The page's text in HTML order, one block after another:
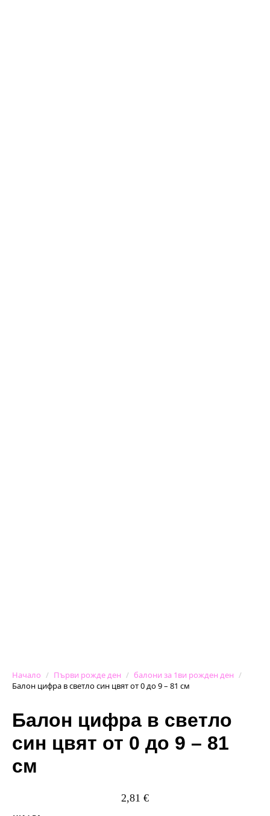
Начало Първи рожде ден
балони за 1ви рожден ден
Балон цифра в светло син цвят от 0 до 9 – 81 см
Балон цифра в светло
син цвят от 0 до 9 – 81
см
2,81 €